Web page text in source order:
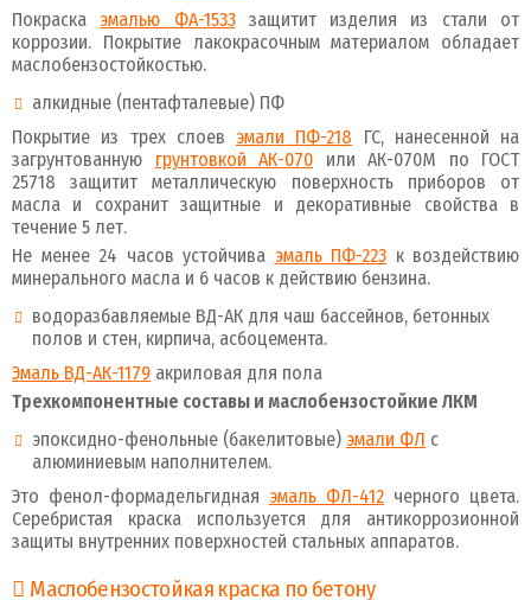
Покраска эмалью ФА-1533защитит изделия из стали от
коррозии. Покрытие лакокрасочным материалом обладает
маслобензостойкостью.
алкидные (пентафталевые) ПФ
Покрытие из трех слоев эмали ПФ-218 ГС, нанесенной на
загрунтованную грунтовкой АК-070 или АК-070М по ГОСТ
25718 защитит металлическую поверхность приборов от
масла и сохранит защитные и декоративные свойства в
течение 5 лет.
Не менее 24 часов устойчива эмаль ПФ-223 к воздействию
минерального масла и 6 часов к действию бензина.
водоразбавляемые ВД-АК для чаш бассейнов, бетонных
полов и стен, кирпича, асбоцемента.
Эмаль ВД-АК-1179 акриловая для пола
Трехкомпонентные составы и маслобензостойкие ЛКМ
эпоксидно-фенольные (бакелитовые) эмали ФЛ с
алюминиевым наполнителем.
Это фенол-формадельгидная эмаль ФЛ-412 черного цвета.
Серебристая краска используется для антикоррозионной
защиты внутренних поверхностей стальных аппаратов.
Маслобензостойкая краска по бетону